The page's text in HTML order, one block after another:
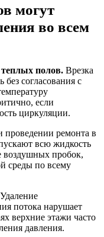
могут
во всем
полов. Врезка
согласования с
если
циркуляции.
проведении ремонта в
всю жидкость
воздушных пробок,
среды по всему
Удаление
потока нарушает
верхние этажи часто
давления.